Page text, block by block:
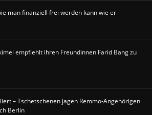
man finanziell frei werden kann wie er
empfiehlt ihren Freundinnen Farid Bang zu
– Tschetschenen jagen Remmo-Angehörigen
Berlin